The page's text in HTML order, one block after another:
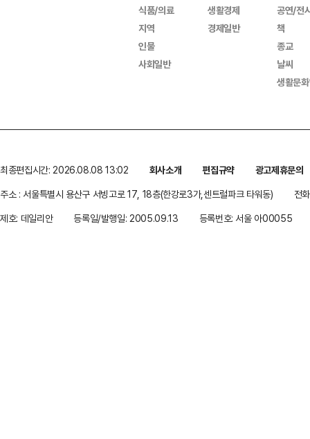
식품/의료
지역
인물
사회일반
생활경제
경제일반
공연/전
책
종교
날씨
생활문
최종편집시간: 2026.08.08 13:02 회사소개 편집규약
광고제휴문의
주소 : 서울특별시 용산구 서빙고로 17, 18층(한강로3가,센트럴파크 타워동)
전
제호: 데일리안
등록일/발행일: 2005.09.13 등록번호: 서울 아00055